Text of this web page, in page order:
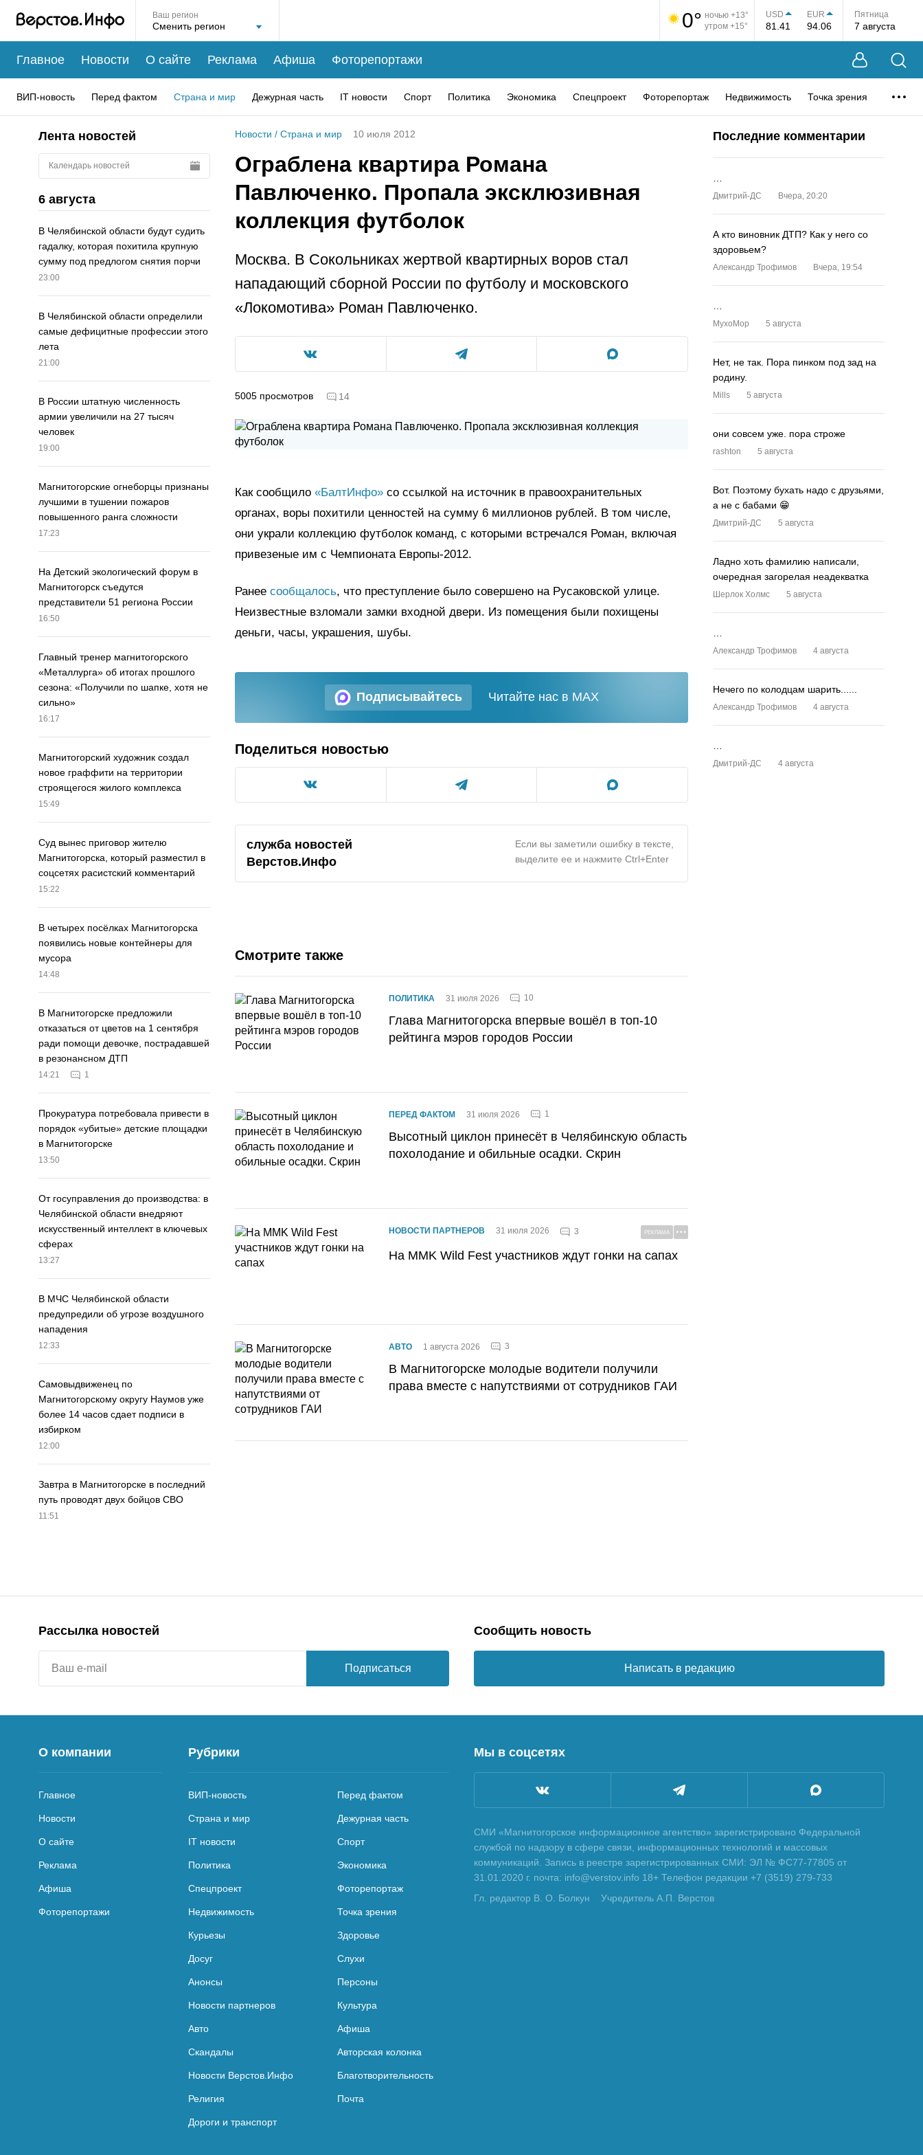
Ваш регион 0° ночью +13°
утром +15°
USD
81.41
EUR
94.06
Пятница
7 августа
Главное Новости О сайте Реклама Афиша Фоторепортажи
ВИП-новость Перед фактом Страна и мир Дежурная часть IT новости Спорт Политика Экономика Спецпроект Фоторепортаж Недвижимость Точка зрения
Лента новостей
Календарь новостей
6 августа
В Челябинской области будут судить
гадалку, которая похитила крупную
сумму под предлогом снятия порчи
23:00
В Челябинской области определили
самые дефицитные профессии этого
лета
21:00
В России штатную численность
армии увеличили на 27 тысяч
человек
19:00
Магнитогорские огнеборцы признаны
лучшими в тушении пожаров
повышенного ранга сложности
17:23
На Детский экологический форум в
Магнитогорск съедутся
представители 51 региона России
16:50
Главный тренер магнитогорского
«Металлурга» об итогах прошлого
сезона: «Получили по шапке, хотя не
сильно»
16:17
Магнитогорский художник создал
новое граффити на территории
строящегося жилого комплекса
15:49
Суд вынес приговор жителю
Магнитогорска, который разместил в
соцсетях расистский комментарий
15:22
В четырех посёлках Магнитогорска
появились новые контейнеры для
мусора
14:48
В Магнитогорске предложили
отказаться от цветов на 1 сентября
ради помощи девочке, пострадавшей
в резонансном ДТП
14:21 1
Прокуратура потребовала привести в
порядок «убитые» детские площадки
в Магнитогорске
13:50
От госуправления до производства: в
Челябинской области внедряют
искусственный интеллект в ключевых
сферах
13:27
В МЧС Челябинской области
предупредили об угрозе воздушного
нападения
12:33
Самовыдвиженец по
Магнитогорскому округу Наумов уже
более 14 часов сдает подписи в
избирком
12:00
Завтра в Магнитогорске в последний
путь проводят двух бойцов СВО
11:51
Новости / Страна и мир 10 июля 2012
Ограблена квартира Романа
Павлюченко. Пропала эксклюзивная
коллекция футболок
Москва. В Сокольниках жертвой квартирных воров стал
нападающий сборной России по футболу и московского
«Локомотива» Роман Павлюченко.
5005 просмотров 14
Как сообщило «БалтИнфо» со ссылкой на источник в правоохранительных
органах, воры похитили ценностей на сумму 6 миллионов рублей. В том числе,
они украли коллекцию футболок команд, с которыми встречался Роман, включая
привезеные им с Чемпионата Европы-2012.
Ранее сообщалось, что преступление было совершено на Русаковской улице.
Неизвестные взломали замки входной двери. Из помещения были похищены
деньги, часы, украшения, шубы.
Подписывайтесь Читайте нас в MAX
Поделиться новостью
служба новостей
Верстов.Инфо
Если вы заметили ошибку в тексте,
выделите ее и нажмите Ctrl+Enter
Смотрите также
ПОЛИТИКА 31 июля 2026 10
Глава Магнитогорска впервые вошёл в топ-10
рейтинга мэров городов России
ПЕРЕД ФАКТОМ 31 июля 2026 1
Высотный циклон принесёт в Челябинскую область
похолодание и обильные осадки. Скрин
НОВОСТИ ПАРТНЕРОВ 31 июля 2026 3 РЕКЛАМА
На MMK Wild Fest участников ждут гонки на сапах
АВТО 1 августа 2026 3
В Магнитогорске молодые водители получили
права вместе с напутствиями от сотрудников ГАИ
Последние комментарии
Дмитрий-ДС Вчера, 20:20
А кто виновник ДТП? Как у него со
здоровьем?
Александр Трофимов Вчера, 19:54
MyxoMop 5 августа
Нет, не так. Пора пинком под зад на
родину.
Mills 5 августа
они совсем уже. пора строже
rashton 5 августа
Вот. Поэтому бухать надо с друзьями,
а не с бабами 😁
Дмитрий-ДС 5 августа
Ладно хоть фамилию написали,
очередная загорелая неадекватка
Шерлок Холмс 5 августа
Александр Трофимов 4 августа
Нечего по колодцам шарить......
Александр Трофимов 4 августа
Дмитрий-ДС 4 августа
Рассылка новостей
Подписаться
Сообщить новость
Написать в редакцию
О компании
Главное
Новости
О сайте
Реклама
Афиша
Фоторепортажи
Рубрики
ВИП-новость Перед фактом
Страна и мир Дежурная часть
IT новости Спорт
Политика Экономика
Спецпроект Фоторепортаж
Недвижимость Точка зрения
Курьезы Здоровье
Досуг Слухи
Анонсы Персоны
Новости партнеров Культура
Авто Афиша
Скандалы Авторская колонка
Новости Верстов.Инфо Благотворительность
Религия Почта
Дороги и транспорт
Мы в соцсетях
СМИ «Магнитогорское информационное агентство» зарегистрировано Федеральной
службой по надзору в сфере связи, информационных технологий и массовых
коммуникаций. Запись в реестре зарегистрированных СМИ: ЭЛ № ФС77-77805 от
31.01.2020 г. почта: info@verstov.info 18+ Телефон редакции +7 (3519) 279-733
Гл. редактор В. О. Болкун
Учредитель А.П. Верстов